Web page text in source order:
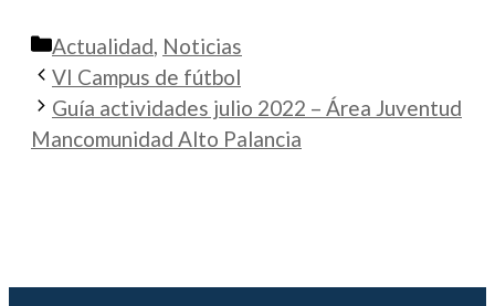
Categorías
Actualidad, Noticias
VI Campus de fútbol
Guía actividades julio 2022 – Área Juventud
Mancomunidad Alto Palancia